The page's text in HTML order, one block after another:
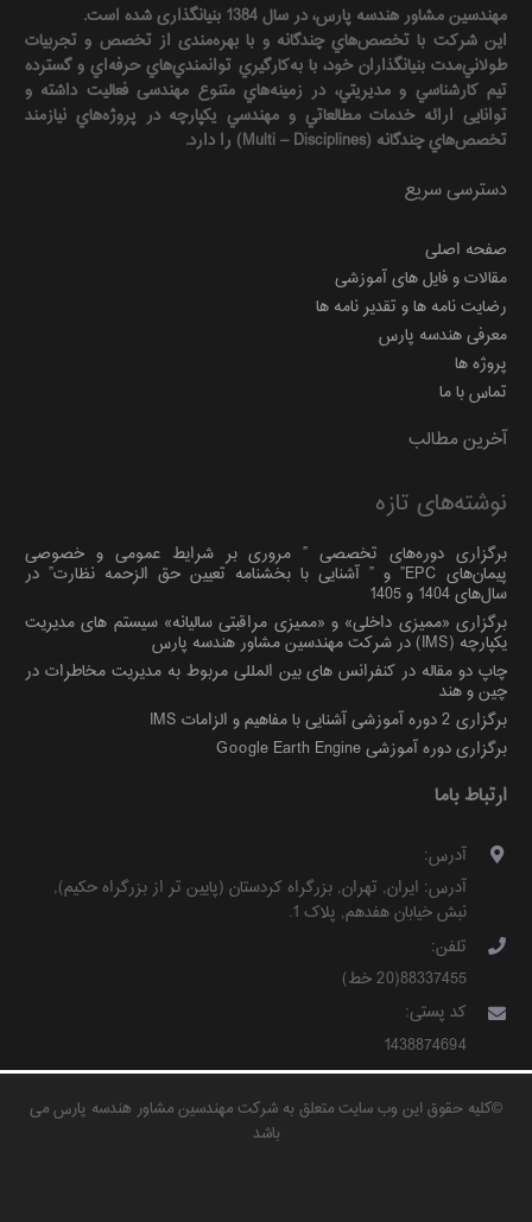
مهندسين مشاور هندسه‌ پارس، در سال 1384 بنیانگذاری شده است.
این شرکت با تخصص‌هاي چندگانه و با بهره‌مندی از تخصص و تجربيات
طولاني‌مدت بنيانگذاران خود، با به‌كارگيري توانمندي‌هاي حرفه‌اي و گسترده
تيم كارشناسي و مديريتي، در زمينه‌هاي متنوع مهندسی فعاليت داشته و
توانایی ارائه خدمات مطالعاتي و مهندسي يكپارچه در پروژه‌هاي نيازمند
تخصص‌هاي چندگانه (Multi – Disciplines) را دارد.
دسترسی سریع
صفحه اصلی
مقالات و فایل های آموزشی
رضایت نامه ها و تقدیر نامه ها
معرفی هندسه پارس
پروژه ها
تماس با ما
آخرین مطالب
نوشته‌های تازه
برگزاری دوره‌های تخصصی ” مروری بر شرایط عمومی و خصوصی
پیمان‌های EPC” و ” آشنایی با بخشنامه تعیین حق الزحمه نظارت” در
سال‌های 1404 و 1405
برگزاری «ممیزی داخلی» و «ممیزی مراقبتی سالیانه» سیستم های مدیریت
یکپارچه (IMS) در شرکت مهندسین مشاور هندسه پارس
چاپ دو مقاله در کنفرانس های بین المللی مربوط به مدیریت مخاطرات در
چین و هند
برگزاری 2 دوره آموزشی آشنایی با مفاهیم و الزامات IMS
برگزاری دوره آموزشی Google Earth Engine
ارتباط باما
آدرس:
آدرس: ایران, تهران, بزرگراه کردستان (پایین تر از بزرگراه حکیم),
نبش خیابان هفدهم, پلاک 1 .
تلفن:
88337455(20 خط)
کد پستی:
1438874694
©کلیه حقوق این وب سایت متعلق به شرکت مهندسین مشاور هندسه پارس می
باشد